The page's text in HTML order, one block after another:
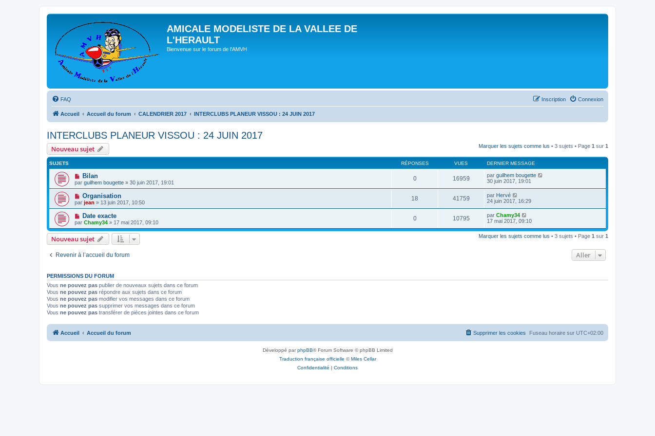
AMICALE MODELISTE DE LA VALLEE DE
L'HERAULT
Bienvenue sur le forum de l'AMVH
FAQ Connexion
Inscription
Accueil Accueil du forum CALENDRIER 2017 INTERCLUBS PLANEUR VISSOU : 24 JUIN 2017
INTERCLUBS PLANEUR VISSOU : 24 JUIN 2017
Nouveau sujet Marquer les sujets comme lus • 3 sujets • Page 1 sur 1
SUJETS RÉPONSES VUES DERNIER MESSAGE
Bilan
par guilhem bougette » 30 juin 2017, 19:01
0 16959 par guilhem bougette
30 juin 2017, 19:01
Organisation
par jean » 13 juin 2017, 10:50
18 41759 par Hervé
24 juin 2017, 16:29
Date exacte
par Chamy34 » 17 mai 2017, 09:10
0 10795 par Chamy34
17 mai 2017, 09:10
Nouveau sujet Marquer les sujets comme lus • 3 sujets • Page 1 sur 1
Revenir à l’accueil du forum Aller
PERMISSIONS DU FORUM
Vous ne pouvez pas publier de nouveaux sujets dans ce forum
Vous ne pouvez pas répondre aux sujets dans ce forum
Vous ne pouvez pas modifier vos messages dans ce forum
Vous ne pouvez pas supprimer vos messages dans ce forum
Vous ne pouvez pas transférer de pièces jointes dans ce forum
Accueil Accueil du forum Fuseau horaire sur UTC+02:00
Supprimer les cookies
Développé parphpBB® Forum Software © phpBB Limited
Traduction française officielle ©Miles Cellar
Confidentialité | Conditions